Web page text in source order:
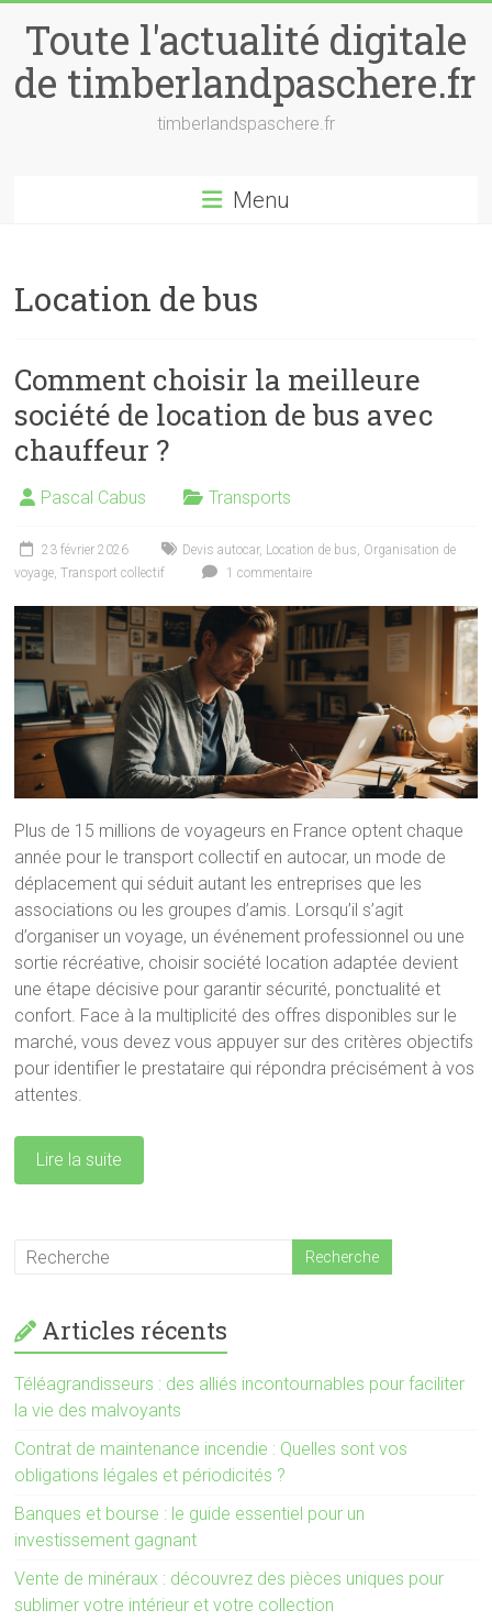
contentToute l'actualité digitale
de timberlandpaschere.fr
timberlandspaschere.fr
Menu
Location de bus
Comment choisir la meilleure
société de location de bus avec
chauffeur ?
Pascal Cabus Transports
23 février 2026 Devis autocar, Location de bus, Organisation de
voyage,Transport collectif 1 commentaire
Plus de 15 millions de voyageurs en France optent chaque
année pour le transport collectif en autocar, un mode de
déplacement qui séduit autant les entreprises que les
associations ou les groupes d’amis. Lorsqu’il s’agit
d’organiser un voyage, un événement professionnel ou une
sortie récréative, choisir société location adaptée devient
une étape décisive pour garantir sécurité, ponctualité et
confort. Face à la multiplicité des offres disponibles sur le
marché, vous devez vous appuyer sur des critères objectifs
pour identifier le prestataire qui répondra précisément à vos
attentes.
Lire la suite
Articles récents
Téléagrandisseurs : des alliés incontournables pour faciliter
la vie des malvoyants
Contrat de maintenance incendie : Quelles sont vos
obligations légales et périodicités ?
Banques et bourse : le guide essentiel pour un
investissement gagnant
Vente de minéraux : découvrez des pièces uniques pour
sublimer votre intérieur et votre collection